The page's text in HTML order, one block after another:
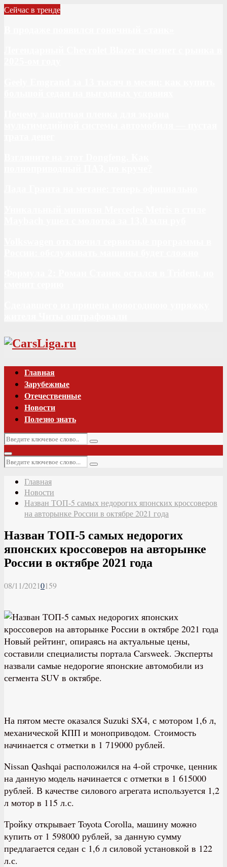
Сейчас в тренде
Vk
Главная
Зарубежные
Отечественные
Новости
Полезно знать
Искать:
Поиск
Основное
меню
Искать:
Поиск
Главная
Новости
Назван ТОП-5 самых недорогих японских кроссоверов
на авторынке России в октябре 2021 года
Назван ТОП-5 самых недорогих
японских кроссоверов на авторынке
России в октябре 2021 года
08/11/20210159
Новый рейтинг, опираясь на актуальные цены,
составили специалисты портала Carsweek. Эксперты
назвали самые недорогие японские автомобили из
сегмента SUV в октябре.
На пятом месте оказался Suzuki SX4, с мотором 1,6 л,
механической КПП и моноприводом. Стоимость
начинается с отметки в 1 719000 рублей.
Nissan Qashqai расположился на 4-ой строчке, ценник
на данную модель начинается с отметки в 1 615000
рублей. В качестве силового агрегата используется 1,2
л мотор в 115 л.с.
Тройку открывает Toyota Corolla, машину можно
купить от 1 598000 рублей, за данную сумму
предлагается седан с 1,6 л силовой установкой в 122
л.с.